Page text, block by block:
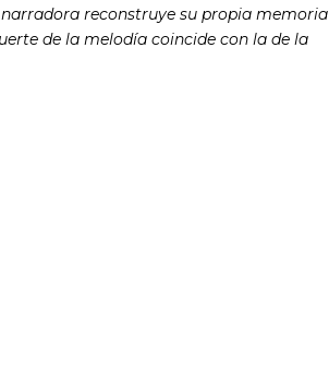
reconstruye su propia memoria
de la melodía coincide con la de la